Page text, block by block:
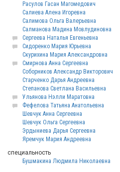
Расулов Гасан Магомедович
Салиева Алена Игоревна
Салимова Ольга Валерьевна
Салманова Мадина Мовлудиновна
Сергеева Наталья Евгеньевна
Сидоренко Мария Юрьевна
Скурихина Мария Александровна
Смирнова Анна Сергеевна
Соборников Александр Викторович
Старченко Дарья Андреевна
Степанова Светлана Васильевна
Ульянова Нэлли Маратовна
Фефелова Татьяна Анатольевна
Шевчук Анна Сергеевна
Шевчук Ольга Сергеевна
Эрдыниева Дарья Сергеевна
Яремчук Мария Андреевна
специальность
Бушмакина Людмила Николаевна